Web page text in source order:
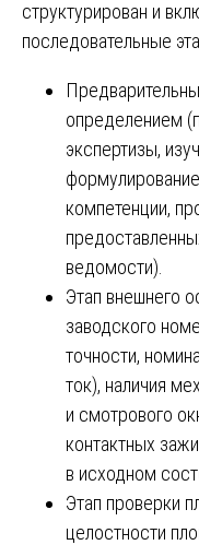
структурирован и
последовательные
определением
экспертизы,
компетенции,
ведомости).
Этап внешнего
заводского
точности,
ток), наличия
и смотрового
контактных
в исходном
Этап проверки
целостности